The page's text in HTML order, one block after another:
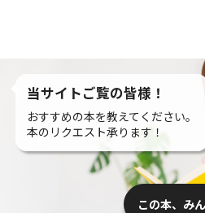
当サイトご覧の皆様！
おすすめの本を教えてください。
本のリクエスト承ります！
この本、み